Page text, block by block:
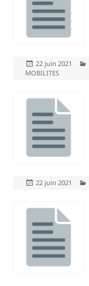
Publié
le
22 juin 2021
MOBILITES
Publié
22 juin 2021